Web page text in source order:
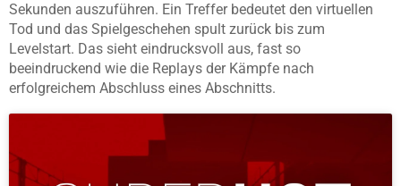
Sekunden auszuführen. Ein Treffer bedeutet den virtuellen
Tod und das Spielgeschehen spult zurück bis zum
Levelstart. Das sieht eindrucksvoll aus, fast so
beeindruckend wie die Replays der Kämpfe nach
erfolgreichem Abschluss eines Abschnitts.